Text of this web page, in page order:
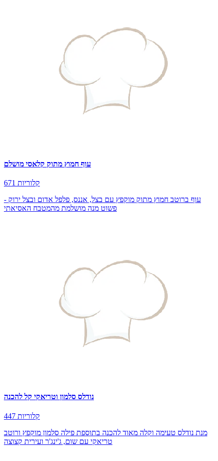
עוף חמוץ מתוק קלאסי מושלם
671 קלוריות
עוף ברוטב חמוץ מתוק מוקפץ עם בצל, אננס, פלפל אדום ובצל ירוק -
פשוט מנה מושלמת מהמטבח האסיאתי
נודלס סלמון וטריאקי קל להכנה
447 קלוריות
מנת נודלס טעימה וקלה מאוד להכנה בתוספת פילה סלמון מוקפץ ורוטב
טריאקי עם שום, ג'ינג'ר ועירית קצוצה